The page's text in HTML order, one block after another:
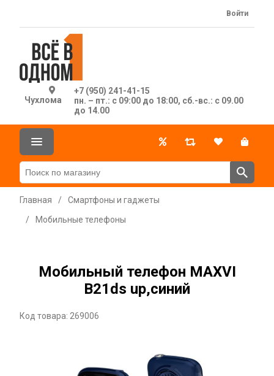
Чухлома
+7 (950) 241-41-15
пн. – пт.: с 09:00 до 18:00, сб.-вс.: с 09.00
до 14.00
Войти
Главная /
Смартфоны и гаджеты
/
Мобильные телефоны
Мобильный телефон MAXVI
B21ds up,синий
Код товара: 269006